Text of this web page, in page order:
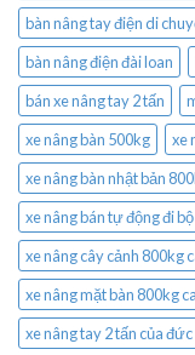
bàn nâng tay điện di
bàn nâng điện đài loan
bán xe nâng tay 2 tấn
xe nâng bàn 500kg
xe
xe nâng bàn nhật bản
xe nâng bán tự động đi
xe nâng cây cảnh 800kg
xe nâng mặt bàn 800kg
xe nâng tay 2 tấn của đức